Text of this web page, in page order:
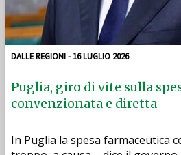
DALLE REGIONI - 16 LUGLIO 2026
Puglia, giro di vite sulla
convenzionata e diretta
In Puglia la spesa farmaceutica